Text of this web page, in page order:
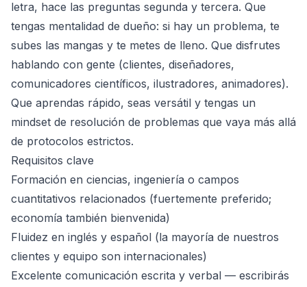
letra, hace las preguntas segunda y tercera. Que
tengas mentalidad de dueño: si hay un problema, te
subes las mangas y te metes de lleno. Que disfrutes
hablando con gente (clientes, diseñadores,
comunicadores científicos, ilustradores, animadores).
Que aprendas rápido, seas versátil y tengas un
mindset de resolución de problemas que vaya más allá
de protocolos estrictos.
Requisitos clave
Formación en ciencias, ingeniería o campos
cuantitativos relacionados (fuertemente preferido;
economía también bienvenida)
Fluidez en inglés y español (la mayoría de nuestros
clientes y equipo son internacionales)
Excelente comunicación escrita y verbal — escribirás